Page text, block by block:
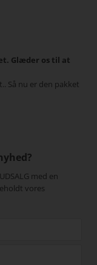
Glæder os til at
Så nu er den pakket
med en
vores